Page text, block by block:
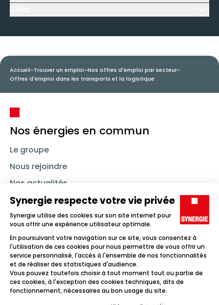
Accueil-Trouver un emploi-Nos offres d'emploi par secteur-
Offres d'emploi dans les transports et la logistique
Nos énergies en commun
Le groupe
Nous rejoindre
Nos actualités
Nous contacter
Linkedin SynergieInstagramTikTok Youtube
Trouver un emploi
Icône d'illustration
Candidats
Icône d'illustration